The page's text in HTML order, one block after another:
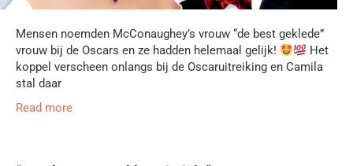
Mensen noemden McConaughey’s vrouw “de best geklede”
vrouw bij de Oscars en ze hadden helemaal gelijk!
Het
koppel verscheen onlangs bij de Oscaruitreiking en Camila
stal daar
Read more